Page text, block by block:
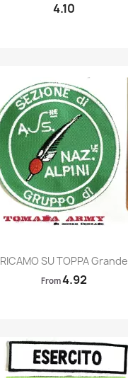
4.10
Quick view
RICAMO SU TOPPA Grande
From4.92